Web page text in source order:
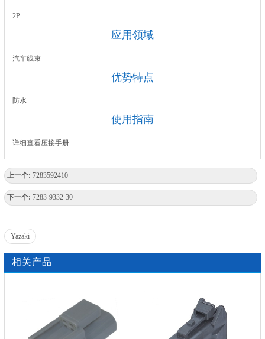
2P
应用领域
汽车线束
优势特点
防水
使用指南
详细查看压接手册
上一个: 7283592410
下一个: 7283-9332-30
Yazaki
相关产品